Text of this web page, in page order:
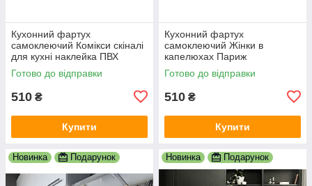
Кухонний фартух
самоклеючий Комікси скіналі
для кухні наклейка ПВХ
малюнок люди білий
600х2000 мм
Готово до відправки
510 ₴
Купити
Кухонний фартух
самоклеючий Жінки в
капелюхах Париж
мальований скіналі для кухні
наклейка ПВХ беж 600х2000
Готово до відправки
510 ₴
Купити
Новинка Подарунок Новинка Подарунок